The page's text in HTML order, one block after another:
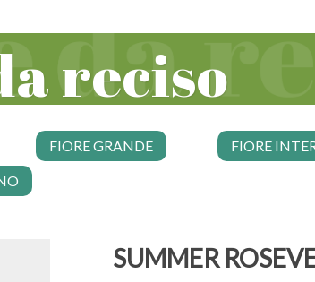
reciso
FIORE GRANDE FIORE
SUMMER